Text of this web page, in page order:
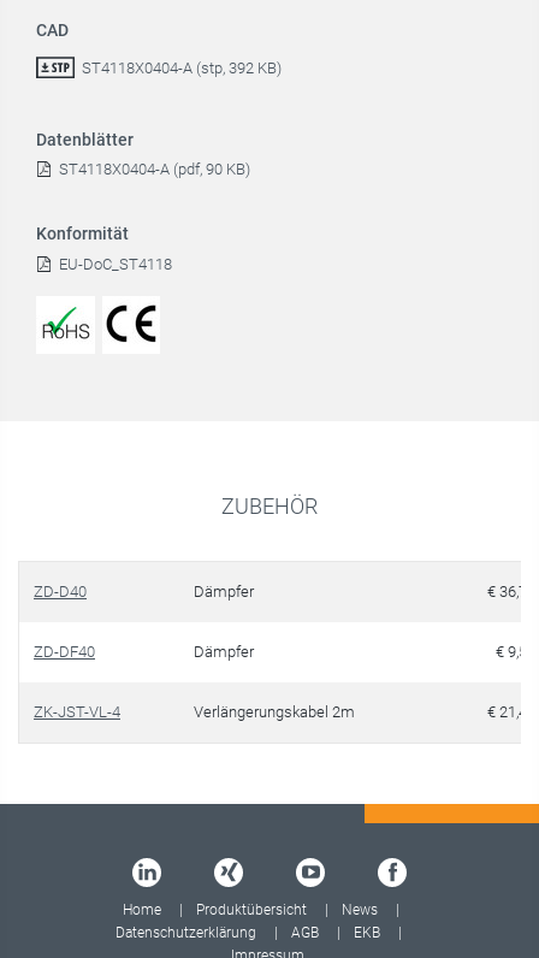
CAD
ST4118X0404-A (stp, 392 KB)
Datenblätter
ST4118X0404-A (pdf, 90 KB)
Konformität
EU-DoC_ST4118
ZUBEHÖR
ZD-D40 Dämpfer € 36,70
ZD-DF40 Dämpfer € 9,50
ZK-JST-VL-4 Verlängerungskabel 2m € 21,40
Home Produktübersicht
News
Datenschutzerklärung
AGB
EKB